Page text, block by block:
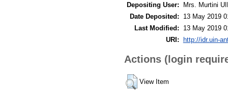
Depositing User:
Mrs. Murtini
Date Deposited:
13 May 2019
Last Modified:
13 May 2019
URI: http://idr.uin-
Actions (login
View Item